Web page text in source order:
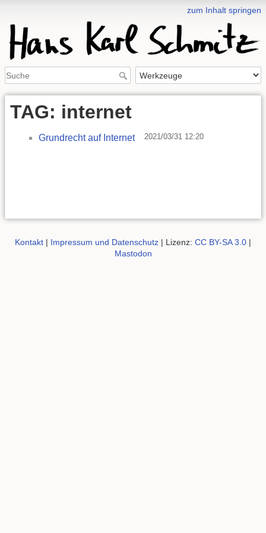
zum Inhalt springen
TAG: internet
Grundrecht auf Internet 2021/03/31 12:20
Kontakt | Impressum und Datenschutz | Lizenz: CC BY-SA 3.0 |
Mastodon